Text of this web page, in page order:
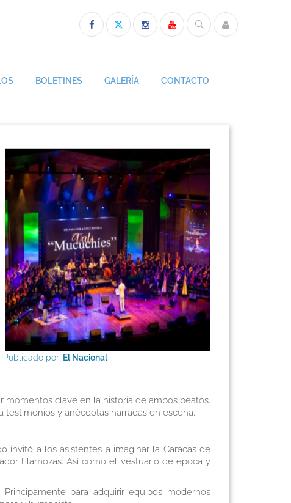
BOLETINES GALERÍA CONTACTO
Publicado por: El Nacional
momentos clave en la historia de ambos beatos.
y anécdotas narradas en escena.
invitó a los asistentes a imaginar la Caracas de
Llamozas. Así como el vestuario de época y
para adquirir equipos modernos